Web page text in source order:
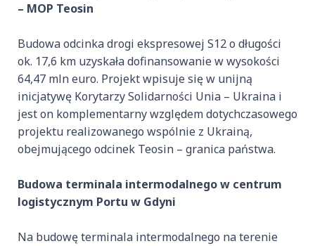
– MOP Teosin
Budowa odcinka drogi ekspresowej S12 o długości
ok. 17,6 km uzyskała dofinansowanie w wysokości
64,47 mln euro. Projekt wpisuje się w unijną
inicjatywę Korytarzy Solidarności Unia – Ukraina i
jest on komplementarny względem dotychczasowego
projektu realizowanego wspólnie z Ukrainą,
obejmującego odcinek Teosin – granica państwa.
Budowa terminala intermodalnego w centrum
logistycznym Portu w Gdyni
Na budowę terminala intermodalnego na terenie